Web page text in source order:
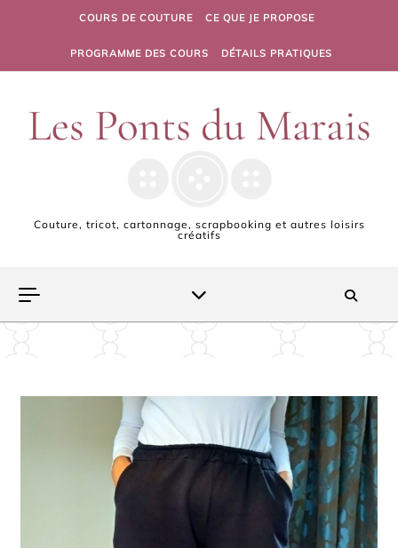
Skip to contentCOURS DE COUTURE CE QUE JE PROPOSE
PROGRAMME DES COURS DÉTAILS PRATIQUES
Couture, tricot, cartonnage, scrapbooking et autres loisirs
créatifs